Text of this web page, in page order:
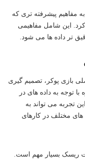
مفاهیم پیشرفته تری که
کرد. این شامل مفاهیمی
تر داده ها می شود.
بازی پوکر، تصمیم گیری
توجه به داده های در
تجربه می تواند به
های مختلف در کارهای
ریسک بسیار مهم است.